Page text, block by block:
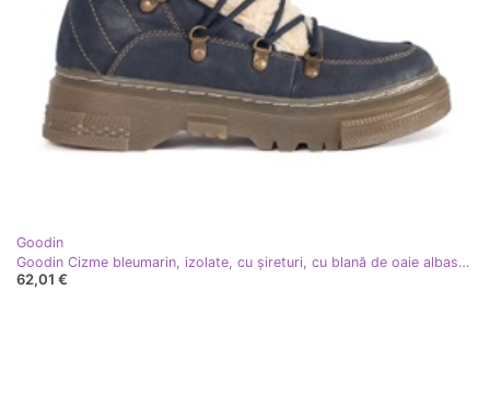
Goodin
Goodin Cizme bleumarin, izolate, cu șireturi, cu blană de oaie albastru
62,01 €